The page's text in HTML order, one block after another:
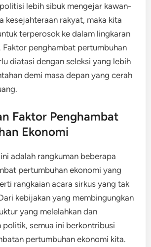
lebih sibuk mengejar kawan-
kesejahteraan rakyat, maka kita
terperosok ke dalam lingkaran
Faktor penghambat pertumbuhan
diatasi dengan seleksi yang lebih
demi masa depan yang cerah
Faktor Penghambat
Ekonomi
adalah rangkuman beberapa
pertumbuhan ekonomi yang
rangkaian acara sirkus yang tak
kebijakan yang membingungkan
yang melelahkan dan
politik, semua ini berkontribusi
pertumbuhan ekonomi kita.